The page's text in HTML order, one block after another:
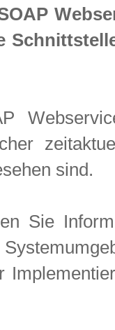
sind.
Sie